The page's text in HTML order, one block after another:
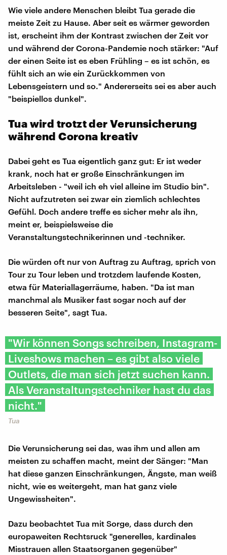
Wie viele andere Menschen bleibt Tua gerade die
meiste Zeit zu Hause. Aber seit es wärmer geworden
ist, erscheint ihm der Kontrast zwischen der Zeit vor
und während der Corona-Pandemie noch stärker: "Auf
der einen Seite ist es eben Frühling – es ist schön, es
fühlt sich an wie ein Zurückkommen von
Lebensgeistern und so." Andererseits sei es aber auch
"beispiellos dunkel".
Tua wird trotzt der Verunsicherung
während Corona kreativ
Dabei geht es Tua eigentlich ganz gut: Er ist weder
krank, noch hat er große Einschränkungen im
Arbeitsleben - "weil ich eh viel alleine im Studio bin".
Nicht aufzutreten sei zwar ein ziemlich schlechtes
Gefühl. Doch andere treffe es sicher mehr als ihn,
meint er, beispielsweise die
Veranstaltungstechnikerinnen und -techniker.
Die würden oft nur von Auftrag zu Auftrag, sprich von
Tour zu Tour leben und trotzdem laufende Kosten,
etwa für Materiallagerräume, haben. "Da ist man
manchmal als Musiker fast sogar noch auf der
besseren Seite", sagt Tua.
"Wir können Songs schreiben, Instagram-
Liveshows machen – es gibt also viele
Outlets, die man sich jetzt suchen kann.
Als Veranstaltungstechniker hast du das
nicht."
Tua
Die Verunsicherung sei das, was ihm und allen am
meisten zu schaffen macht, meint der Sänger: "Man
hat diese ganzen Einschränkungen, Ängste, man weiß
nicht, wie es weitergeht, man hat ganz viele
Ungewissheiten".
Dazu beobachtet Tua mit Sorge, dass durch den
europaweiten Rechtsruck "generelles, kardinales
Misstrauen allen Staatsorganen gegenüber"